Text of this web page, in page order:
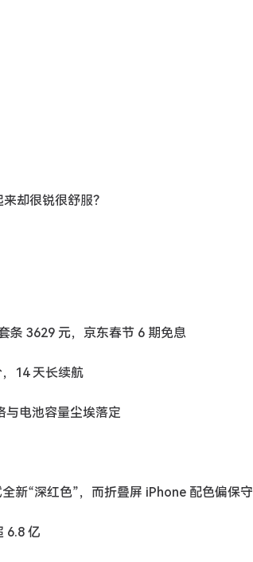
却很锐很舒服？
条 3629 元，京东春节 6 期免息
14 天长续航
与电池容量尘埃落定
新“深红色”，而折叠屏 iPhone 配色偏保守
6.8 亿